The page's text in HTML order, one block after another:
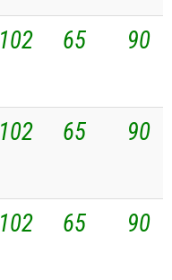
102 65 90
102 65 90
102 65 90